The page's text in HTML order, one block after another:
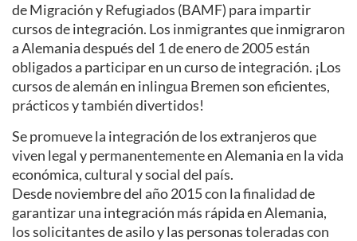
de Migración y Refugiados (BAMF) para impartir
cursos de integración. Los inmigrantes que inmigraron
a Alemania después del 1 de enero de 2005 están
obligados a participar en un curso de integración. ¡Los
cursos de alemán en inlingua Bremen son eficientes,
prácticos y también divertidos!
Se promueve la integración de los extranjeros que
viven legal y permanentemente en Alemania en la vida
económica, cultural y social del país.
Desde noviembre del año 2015 con la finalidad de
garantizar una integración más rápida en Alemania,
los solicitantes de asilo y las personas toleradas con